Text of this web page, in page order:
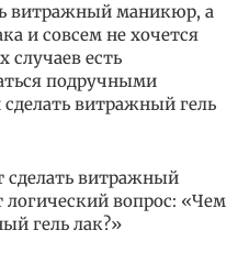
витражный маникюр, а
и совсем не хочется
случаев есть
подручными
витражный гель
сделать витражный
вопрос: «Чем
гель лак?»